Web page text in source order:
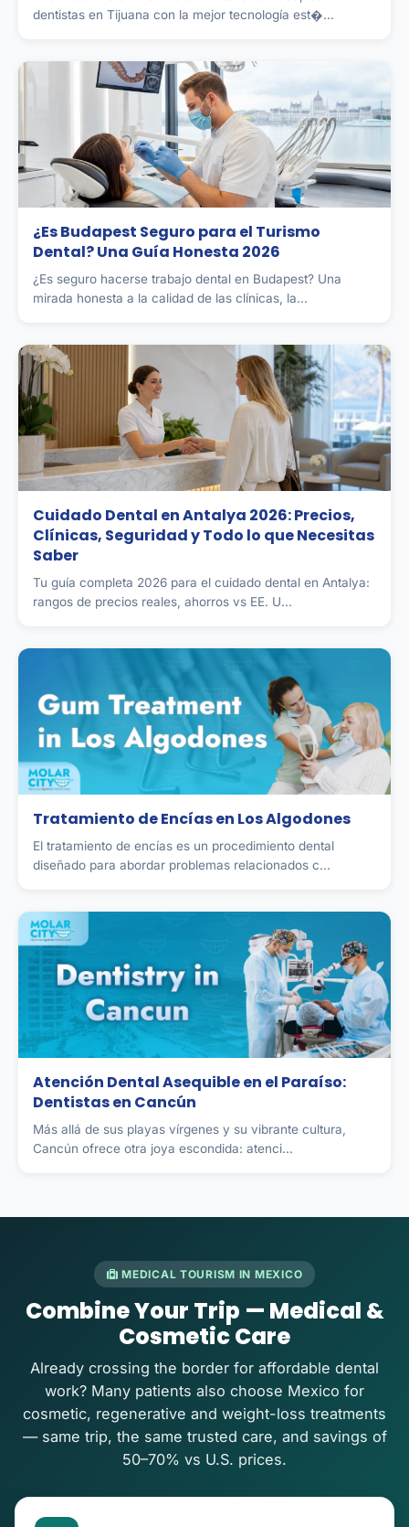
dentistas en Tijuana con la mejor tecnología est�...
¿Es Budapest Seguro para el Turismo
Dental? Una Guía Honesta 2026
¿Es seguro hacerse trabajo dental en Budapest? Una
mirada honesta a la calidad de las clínicas, la...
Cuidado Dental en Antalya 2026: Precios,
Clínicas, Seguridad y Todo lo que Necesitas
Saber
Tu guía completa 2026 para el cuidado dental en Antalya:
rangos de precios reales, ahorros vs EE. U...
Tratamiento de Encías en Los Algodones
El tratamiento de encías es un procedimiento dental
diseñado para abordar problemas relacionados c...
Atención Dental Asequible en el Paraíso:
Dentistas en Cancún
Más allá de sus playas vírgenes y su vibrante cultura,
Cancún ofrece otra joya escondida: atenci...
MEDICAL TOURISM IN MEXICO
Combine Your Trip — Medical &
Cosmetic Care
Already crossing the border for affordable dental
work? Many patients also choose Mexico for
cosmetic, regenerative and weight-loss treatments
— same trip, the same trusted care, and savings of
50–70% vs U.S. prices.